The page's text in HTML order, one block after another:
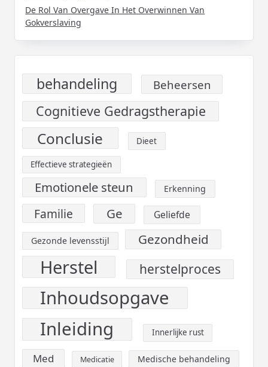
De Rol Van Overgave In Het Overwinnen Van
Gokverslaving
behandeling Beheersen
Cognitieve Gedragstherapie
Conclusie Dieet
Effectieve strategieën
Emotionele steun Erkenning
Familie Ge Geliefde
Gezonde levensstijl Gezondheid
Herstel herstelproces
Inhoudsopgave
Inleiding
Innerlijke rust
Med Medicatie Medische behandeling